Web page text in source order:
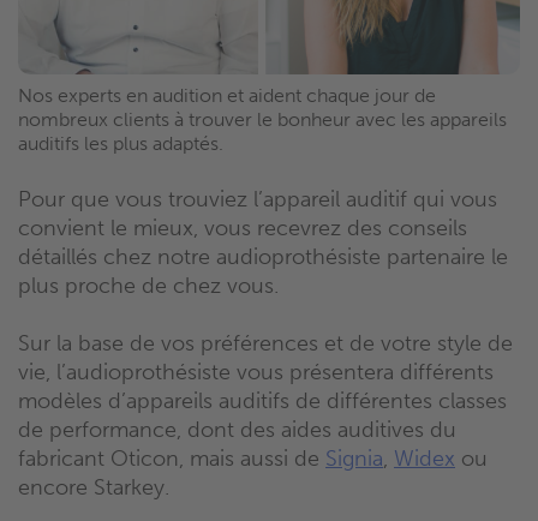
Nos experts en audition et aident chaque jour de
nombreux clients à trouver le bonheur avec les appareils
auditifs les plus adaptés.
Pour que vous trouviez l’appareil auditif qui vous
convient le mieux, vous recevrez des conseils
détaillés chez notre audioprothésiste partenaire le
plus proche de chez vous.
Sur la base de vos préférences et de votre style de
vie, l’audioprothésiste vous présentera différents
modèles d’appareils auditifs de différentes classes
de performance, dont des aides auditives du
fabricant Oticon, mais aussi de Signia, Widex ou
encore Starkey.